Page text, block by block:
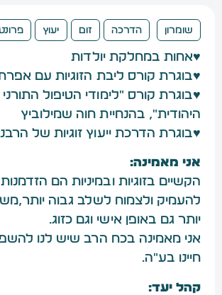
שומרון הדרכה זום יעוץ
♥אחות במחלקת יולדות
♥בוגרת קורס ליבת הזוגיות עם
♥בוגרת קורס "לימודי הטיפול התורני
היהודית", בהנחיית חוה שמילוביץ
♥בוגרת הדרכת ייעוץ זוגיות של
אני מאמינה:
הקשיים בזוגיות ובמיניות הם הזדמנות
להעמיק ולצמוח לשלב גבוה
יותר גם באופן אישי וגם כזוג.
אני מאמינה בכח הרב שיש לנו
חיינו בע"ה.
קהל יעד: